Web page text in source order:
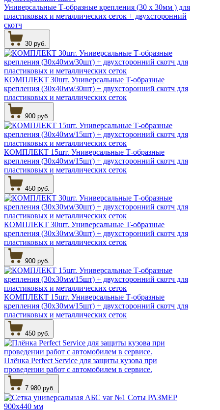
Универсальные Т-образные крепления (30 х 30мм ) для
пластиковых и металлических сеток + двухсторонний
скотч
30 руб.
КОМПЛЕКТ 30шт. Универсальные Т-образные
крепления (30х40мм/30шт) + двухсторонний скотч для
пластиковых и металлических сеток
900 руб.
КОМПЛЕКТ 15шт. Универсальные Т-образные
крепления (30х40мм/15шт) + двухсторонний скотч для
пластиковых и металлических сеток
450 руб.
КОМПЛЕКТ 30шт. Универсальные Т-образные
крепления (30х30мм/30шт) + двухсторонний скотч для
пластиковых и металлических сеток
900 руб.
КОМПЛЕКТ 15шт. Универсальные Т-образные
крепления (30х30мм/15шт) + двухсторонний скотч для
пластиковых и металлических сеток
450 руб.
Плёнка Perfect Service для защиты кузова при
проведении работ с автомобилем в сервисе.
7 980 руб.